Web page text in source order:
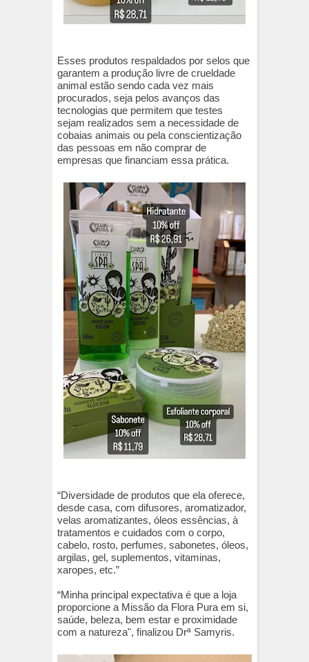
Esses produtos respaldados por selos que
garantem a produção livre de crueldade
animal estão sendo cada vez mais
procurados, seja pelos avanços das
tecnologias que permitem que testes
sejam realizados sem a necessidade de
cobaias animais ou pela conscientização
das pessoas em não comprar de
empresas que financiam essa prática.
“Diversidade de produtos que ela oferece,
desde casa, com difusores, aromatizador,
velas aromatizantes, óleos essências, à
tratamentos e cuidados com o corpo,
cabelo, rosto, perfumes, sabonetes, óleos,
argilas, gel, suplementos, vitaminas,
xaropes, etc.”
“Minha principal expectativa é que a loja
proporcione a Missão da Flora Pura em si,
saúde, beleza, bem estar e proximidade
com a natureza", finalizou Drª Samyris.